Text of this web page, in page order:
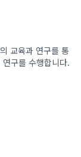
교육과 연구를 통
구를 수행합니다.